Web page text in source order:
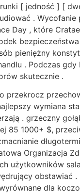
[ jedność ] [
.
Day , które
pieniężny
. Podczas
skutecznie .
przekrocz
wymiana
. grzeczny
1000+ $,
Organizacja
użytkowników
dla